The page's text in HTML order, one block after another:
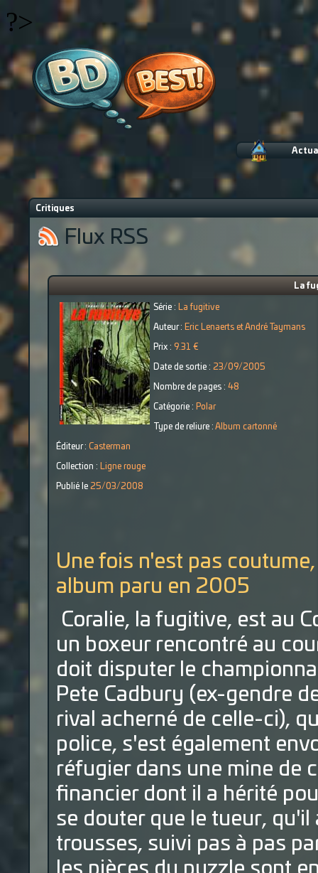
?>
Critiques
Flux RSS
La
Série : La fugitive
Auteur : Eric Lenaerts et André Taymans
Prix : 9.31 €
Date de sortie : 23/09/2005
Nombre de pages : 48
Catégorie : Polar
Type de reliure : Album cartonné
Éditeur : Casterman
Collection : Ligne rouge
Publié le 25/03/2008
Une fois n'est pas
album paru en 2005
Coralie, la fugitive, est au
un boxeur rencontré au
doit disputer le
Pete Cadbury (ex-gendre
rival acherné de celle-ci),
police, s'est également
réfugier dans une mine de
financier dont il a hérité
se douter que le tueur,
trousses, suivi pas à pas